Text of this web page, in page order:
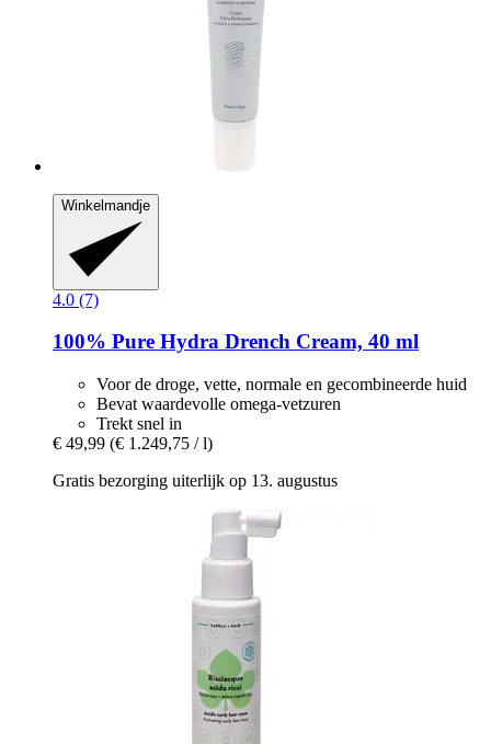
Winkelmandje
4.0 (7)
100% Pure Hydra Drench Cream, 40 ml
Voor de droge, vette, normale en gecombineerde huid
Bevat waardevolle omega-vetzuren
Trekt snel in
€ 49,99 (€ 1.249,75 / l)
Gratis bezorging uiterlijk op 13. augustus